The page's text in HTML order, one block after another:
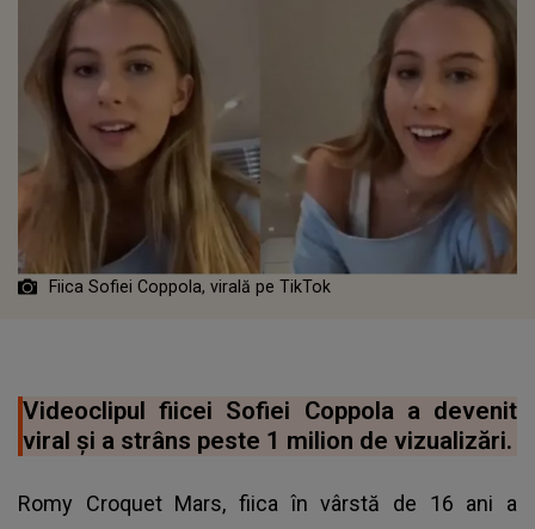
Fiica Sofiei Coppola, virală pe TikTok
Videoclipul fiicei Sofiei Coppola a devenit
viral și a strâns peste 1 milion de vizualizări.
Romy Croquet Mars, fiica în vârstă de 16 ani a